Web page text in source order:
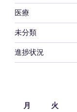
医療
未分類
進捗状況
月
火